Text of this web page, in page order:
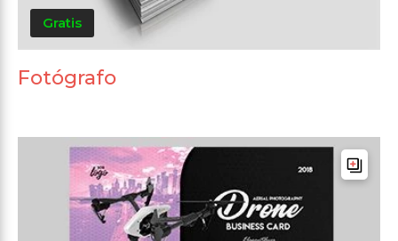
Gratis
Fotógrafo